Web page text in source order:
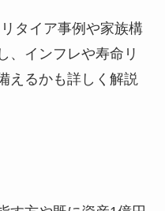
タイア事例や家族構
、インフレや寿命リ
えるかも詳しく解説